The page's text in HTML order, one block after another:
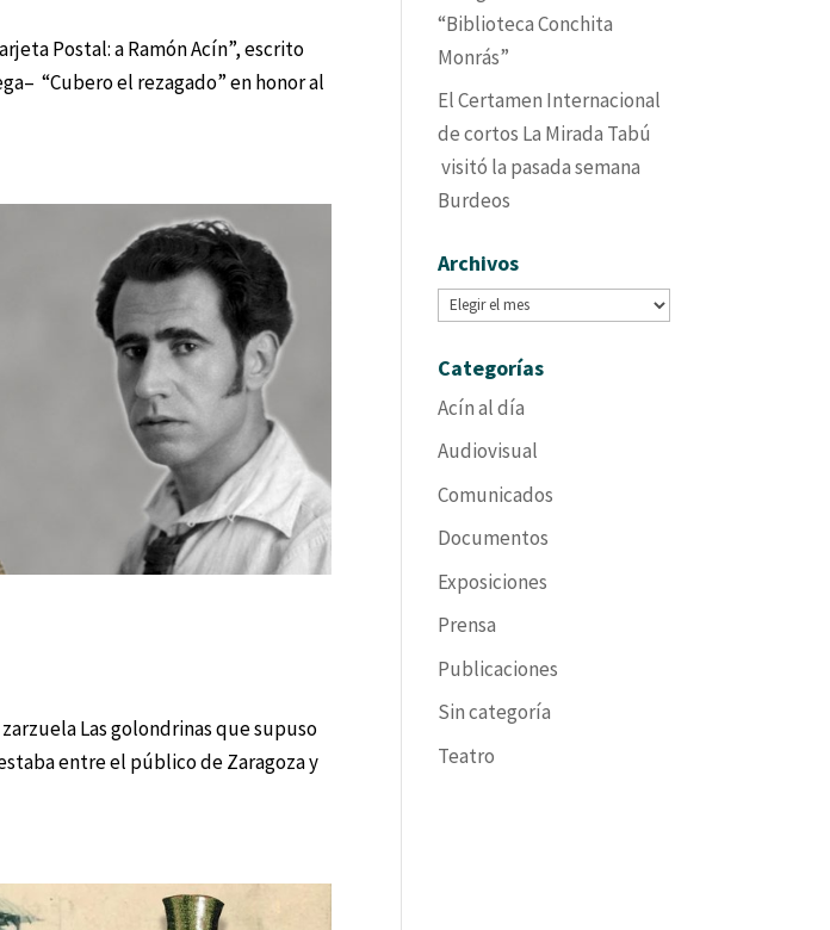
Postal: a Ramón Acín”, escrito
“Cubero el rezagado” en honor al
Las golondrinas que supuso
entre el público de Zaragoza y
“Biblioteca Conchita
Monrás”
El Certamen Internacional
de cortos La Mirada Tabú
visitó la pasada semana
Burdeos
Archivos
Archivos
Categorías
Acín al día
Audiovisual
Comunicados
Documentos
Exposiciones
Prensa
Publicaciones
Sin categoría
Teatro